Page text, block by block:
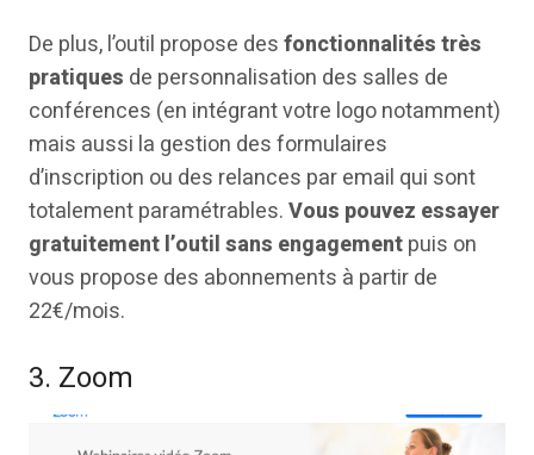
De plus, l’outil propose desfonctionnalités très
pratiques de personnalisation des salles de
conférences (en intégrant votre logo notamment)
mais aussi la gestion des formulaires
d’inscription ou des relances par email qui sont
totalement paramétrables.Vous pouvez essayer
gratuitement l’outil sans engagementpuis on
vous propose des abonnements à partir de
22€/mois.
3. Zoom